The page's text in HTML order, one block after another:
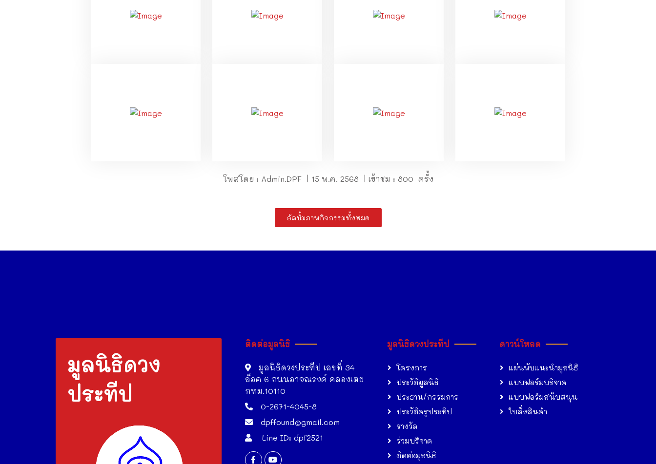
โพสโดย : Admin.DPF | 15 พ.ค. 2568 | เข้าชม : 800 ครั้ง
อัลบั้มภาพกิจกรรมทั้งหมด
มูลนิธิดวง
ประทีป
ติดต่อมูลนิธิ
มูลนิธิดวงประทีป เลขที่ 34
ล็อค 6 ถนนอาจณรงค์ คลองเตย
กทม.10110
0-2671-4045-8
dpffound@gmail.com
Line ID: dpf2521
มูลนิธิดวงประทีป
โครงการ
ประวัติมูลนิธิ
ประธาน/กรรมการ
ประวัติครูประทีป
รางวัล
ร่วมบริจาค
ติดต่อมูลนิธิ
ดาวน์โหลด
แผ่นพับแนะนำมูลนิธิ
แบบฟอร์มบริจาค
แบบฟอร์มสนับสนุน
ใบสั่งสินค้า